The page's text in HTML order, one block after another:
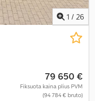
1 / 26
79 650 €
Fiksuota kaina plius PVM
(94 784 € bruto)